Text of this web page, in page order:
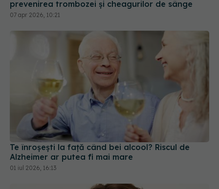
Te înroșești la față când bei alcool? Riscul de
Alzheimer ar putea fi mai mare
01 iul 2026, 16:13